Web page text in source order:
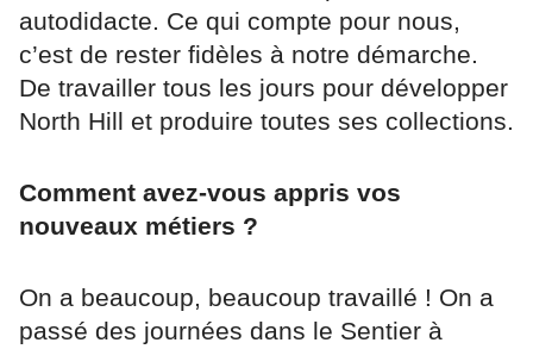
autodidacte. Ce qui compte pour nous,
c’est de rester fidèles à notre démarche.
De travailler tous les jours pour développer
North Hill et produire toutes ses collections.
Comment avez-vous appris vos
nouveaux métiers ?
On a beaucoup, beaucoup travaillé ! On a
passé des journées dans le Sentier à